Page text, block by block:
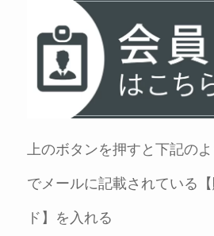
上のボタンを押すと下記の
でメールに記載されている
ド】を入れる